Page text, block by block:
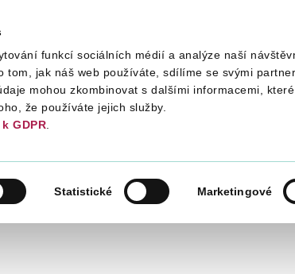
funkcí sociálních médií a analýze naší
tom, jak náš web používáte, sdílíme se svými
mohou zkombinovat s dalšími informacemi,
že používáte jejich služby.
GDPR.
Statistické Marketingové
Mezinárodní spolupráce